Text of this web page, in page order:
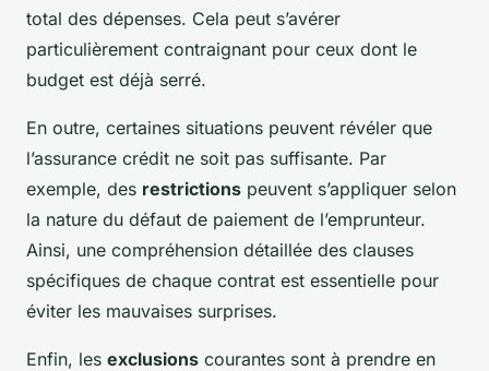
total des dépenses. Cela peut s’avérer
particulièrement contraignant pour ceux dont le
budget est déjà serré.
En outre, certaines situations peuvent révéler que
l’assurance crédit ne soit pas suffisante. Par
exemple, des restrictions peuvent s’appliquer selon
la nature du défaut de paiement de l’emprunteur.
Ainsi, une compréhension détaillée des clauses
spécifiques de chaque contrat est essentielle pour
éviter les mauvaises surprises.
Enfin, les exclusions courantes sont à prendre en